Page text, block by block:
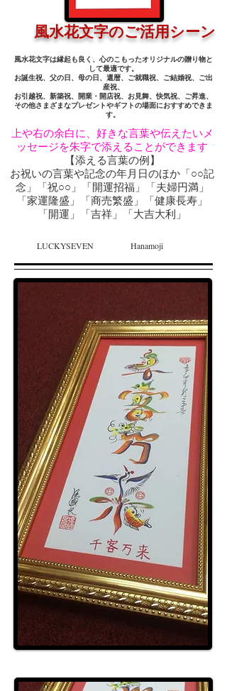
風水花文字のご活用シーン
風水花文字は縁起も良く、心のこもったオリジナルの贈り物と
して最適です。
お誕生祝、父の日、母の日、還暦、ご就職祝、ご結婚祝、ご出
産祝、
お引越祝、新築祝、開業・開店祝、お見舞、快気祝、ご昇進、
その他さまざまなプレゼントやギフトの場面におすすめできま
す。
上や右の余白に、好きな言葉や伝えたいメ
ッセージを朱字で添えることができます
【添える言葉の例】
お祝いの言葉や記念の年月日のほか「○○記
念」「祝○○」「開運招福」「夫婦円満」
「家運隆盛」「商売繁盛」「健康長寿」
「開運」「吉祥」「大吉大利」
Hanamoji
LUCKYSEVEN